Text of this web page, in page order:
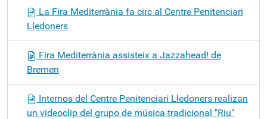
La Fira Mediterrània fa circ al Centre Penitenciari
Lledoners
Fira Mediterrània assisteix a Jazzahead! de
Bremen
Internos del Centre Penitenciari Lledoners realizan
un videoclip del grupo de música tradicional "Riu"